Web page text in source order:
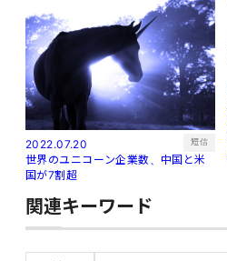
2022.07.20 短信
世界のユニコーン企業数、中国と米
国が7割超
関連キーワード